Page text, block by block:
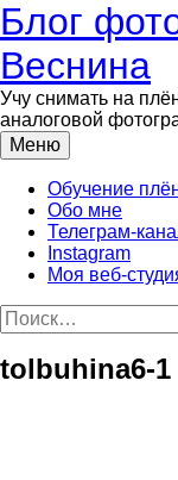
Перейти
к
содержимому
Блог
Веснина
Учу снимать на
аналоговой
Меню
Обучение
Обо мне
Телеграм-
Instagram
Моя веб-
Найти:
tolbuhina6-1